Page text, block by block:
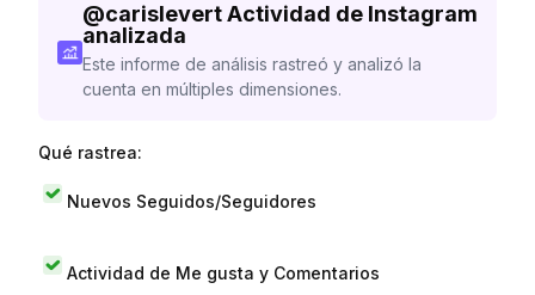
@carislevertActividad de Instagram
analizada
Este informe de análisis rastreó y analizó la
cuenta en múltiples dimensiones.
Qué rastrea:
Nuevos Seguidos/Seguidores
Actividad de Me gusta y Comentarios